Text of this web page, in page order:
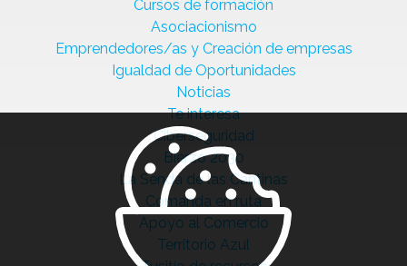
Cursos de formación
Asociacionismo
Emprendedores/as y Creación de empresas
Igualdad de Oportunidades
Noticias
Te interesa
Ciberseguridad
Bierzo 2030
La Senda de las Cantinas
Comanda en ruta
Apoyo al Comercio
Territorio Azul